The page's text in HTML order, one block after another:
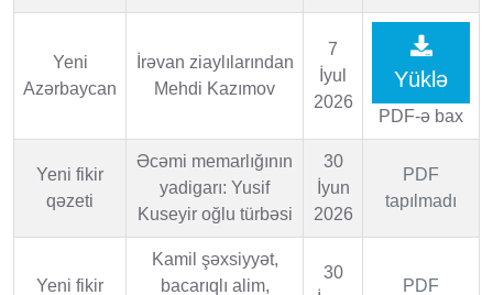
Yeni
Azərbaycan
İrəvan ziaylılarından
Mehdi Kazımov
7
İyul
2026
Yüklə
PDF-ə bax
Yeni fikir
qəzeti
Əcəmi memarlığının
yadigarı: Yusif
Kuseyir oğlu türbəsi
30
İyun
2026
PDF
tapılmadı
Yeni fikir
Kamil şəxsiyyət,
bacarıqlı alim,
30
PDF